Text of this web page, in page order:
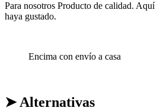
Para nosotros Producto de calidad.
haya gustado.
Encima con envío a casa
➤ Alternativas